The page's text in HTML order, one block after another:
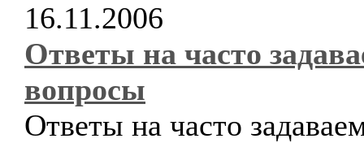
16.11.2006
Ответы на часто
вопросы
Ответы на часто